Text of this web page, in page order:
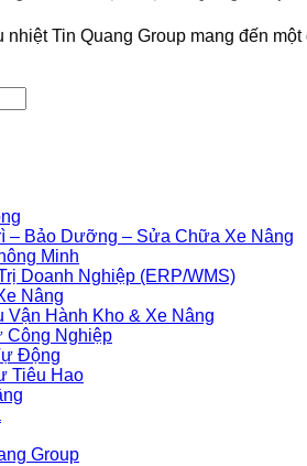
Tin Quang Group mang đến một
– Bảo Dưỡng – Sửa Chữa Xe Nâng
Minh
Doanh Nghiệp (ERP/WMS)
Nâng
Vận Hành Kho & Xe Nâng
Công Nghiệp
Động
Tiêu Hao
Group